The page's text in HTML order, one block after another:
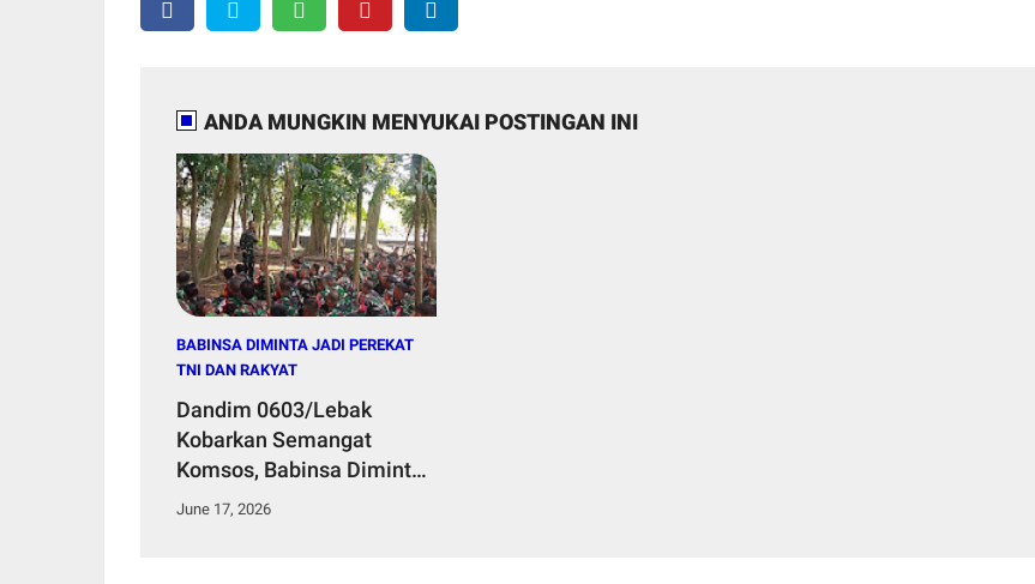
ANDA MUNGKIN MENYUKAI POSTINGAN INI
BABINSA DIMINTA JADI PEREKAT
TNI DAN RAKYAT
Dandim 0603/Lebak
Kobarkan Semangat
Komsos, Babinsa Diminta
Jadi Perekat TNI dan
June 17, 2026